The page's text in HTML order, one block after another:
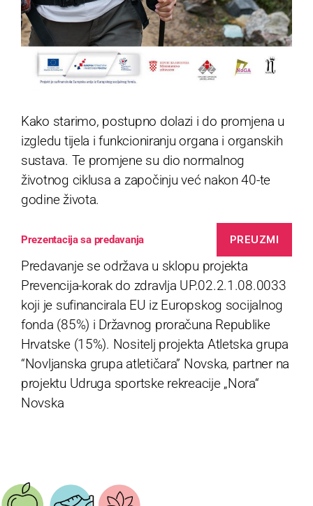
Kako starimo, postupno dolazi i do promjena u
izgledu tijela i funkcioniranju organa i organskih
sustava. Te promjene su dio normalnog
životnog ciklusa a započinju već nakon 40-te
godine života.
Prezentacija sa predavanja PREUZMI
Predavanje se održava u sklopu projekta
Prevencija-korak do zdravlja UP.02.2.1.08.0033
koji je sufinancirala EU iz Europskog socijalnog
fonda (85%) i Državnog proračuna Republike
Hrvatske (15%). Nositelj projekta Atletska grupa
“Novljanska grupa atletičara” Novska, partner na
projektu Udruga sportske rekreacije „Nora“
Novska